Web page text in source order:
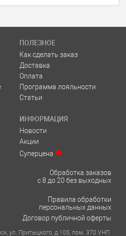
ПОЛЕЗНОЕ
Как сделать заказ
Доставка
Оплата
Программа лояльности
Статьи
ИНФОРМАЦИЯ
Новости
Акции
Суперцена
Обработка заказов
с 8 до 20 без выходных
Правила обработки
персональных данных
Договор публичной оферты
ул. Притыцкого, д.105, пом. 370 УНП